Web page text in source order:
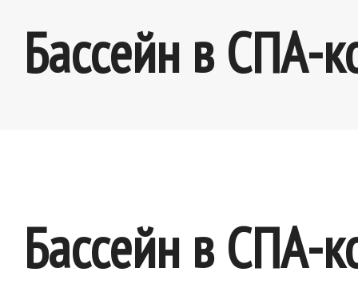
Бассейн в СПА-
Бассейн в СПА-